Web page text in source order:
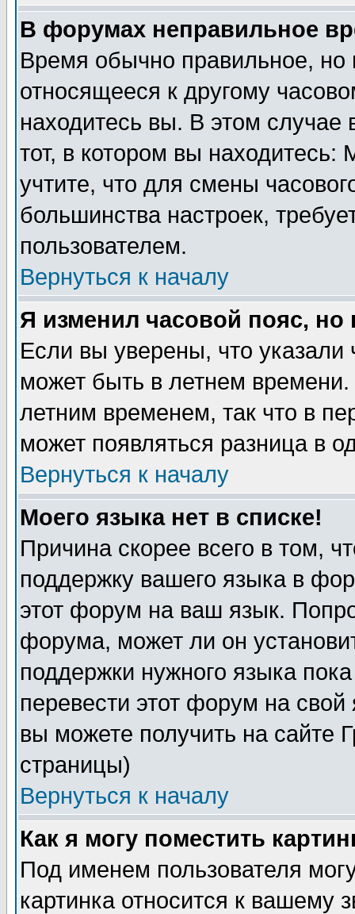
В форумах неправильное
Время обычно правильное,
относящееся к другому
находитесь вы. В этом
тот, в котором вы
учтите, что для смены
большинства настроек,
пользователем.
Вернуться к началу
Я изменил часовой пояс,
Если вы уверены, что указали
может быть в летнем
летним временем, так что в
может появляться разница в
Вернуться к началу
Моего языка нет в списке!
Причина скорее всего в том,
поддержку вашего языка в
этот форум на ваш язык.
форума, может ли он
поддержки нужного языка
перевести этот форум на
вы можете получить на сайте
страницы)
Вернуться к началу
Как я могу поместить
Под именем пользователя
картинка относится к вашему